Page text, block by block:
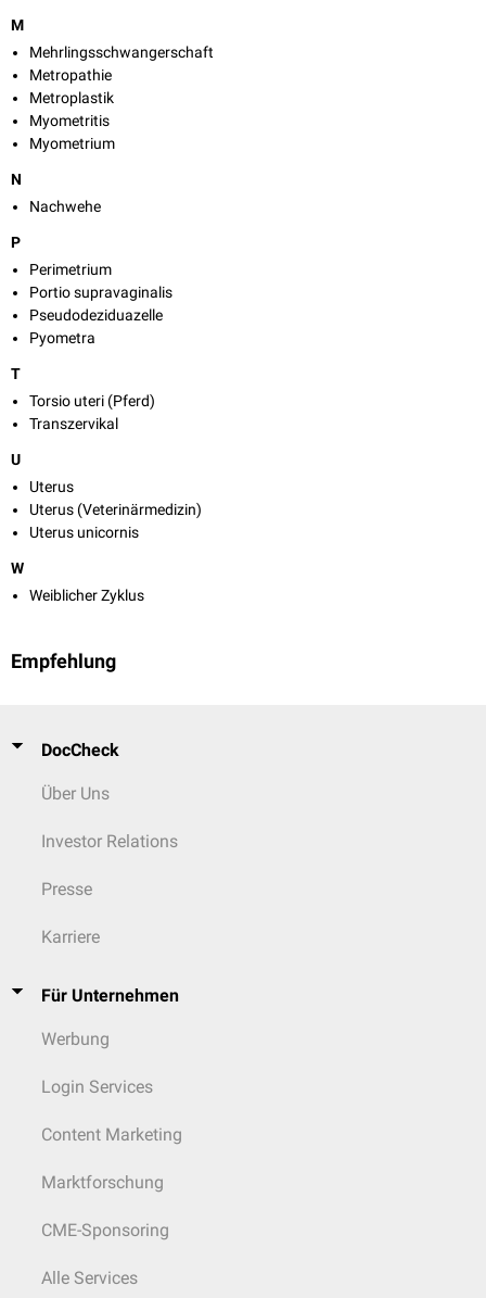
M
Mehrlingsschwangerschaft
Metropathie
Metroplastik
Myometritis
Myometrium
N
Nachwehe
P
Perimetrium
Portio supravaginalis
Pseudodeziduazelle
Pyometra
T
Torsio uteri (Pferd)
Transzervikal
U
Uterus
Uterus (Veterinärmedizin)
Uterus unicornis
W
Weiblicher Zyklus
Empfehlung
DocCheck
Über Uns
Investor Relations
Presse
Karriere
Für Unternehmen
Werbung
Login Services
Content Marketing
Marktforschung
CME-Sponsoring
Alle Services